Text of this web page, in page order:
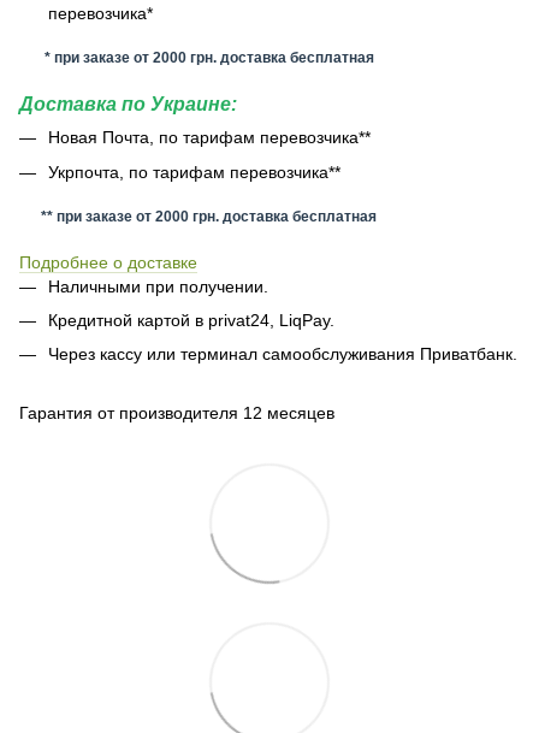
перевозчика*
* при заказе от 2000 грн. доставка бесплатная
Доставка по Украине:
Новая Почта, по тарифам перевозчика**
Укрпочта, по тарифам перевозчика**
** при заказе от 2000 грн. доставка бесплатная
Подробнее о доставке
Наличными при получении.
Кредитной картой в privat24, LiqPay.
Через кассу или терминал самообслуживания Приватбанк.
Гарантия от производителя 12 месяцев